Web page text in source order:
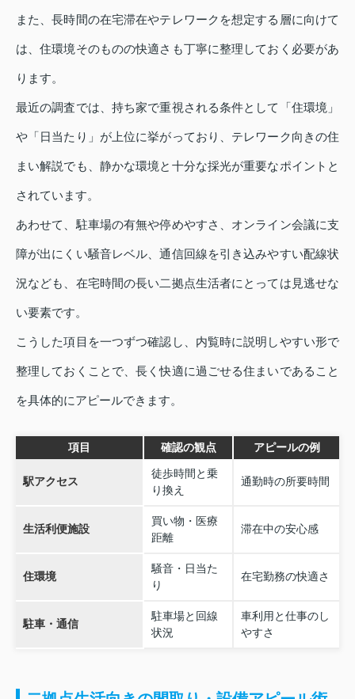
また、長時間の在宅滞在やテレワークを想定する層に向けて
は、住環境そのものの快適さも丁寧に整理しておく必要があ
ります。
最近の調査では、持ち家で重視される条件として「住環境」
や「日当たり」が上位に挙がっており、テレワーク向きの住
まい解説でも、静かな環境と十分な採光が重要なポイントと
されています。
あわせて、駐車場の有無や停めやすさ、オンライン会議に支
障が出にくい騒音レベル、通信回線を引き込みやすい配線状
況なども、在宅時間の長い二拠点生活者にとっては見逃せな
い要素です。
こうした項目を一つずつ確認し、内覧時に説明しやすい形で
整理しておくことで、長く快適に過ごせる住まいであること
を具体的にアピールできます。
項目 確認の観点 アピールの例
駅アクセス
徒歩時間と乗
り換え
通勤時の所要時間
生活利便施設
買い物・医療
距離
滞在中の安心感
住環境
騒音・日当た
り
在宅勤務の快適さ
駐車・通信
駐車場と回線
状況
車利用と仕事のし
やすさ